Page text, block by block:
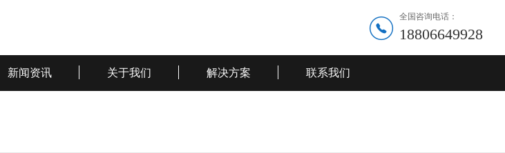
全国咨询电话：
18806649928
新闻资讯 关于我们 解决方案 联系我们